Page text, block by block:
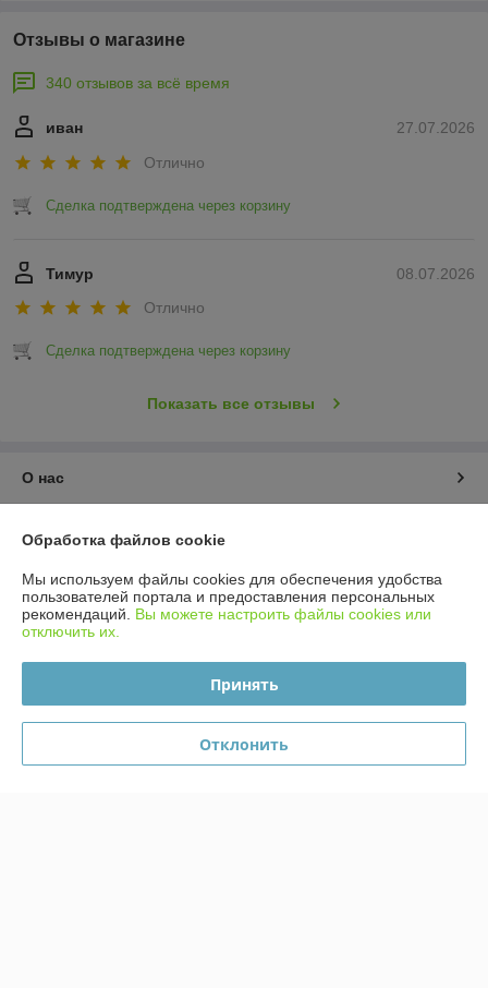
Отзывы о магазине
340 отзывов за всё время
27.07.2026
иван
Отлично
Сделка подтверждена через корзину
08.07.2026
Тимур
Отлично
Сделка подтверждена через корзину
Показать все отзывы
О нас
Доставка и оплата
График работы
Обработка файлов cookie
Мы используем файлы cookies для обеспечения удобства
пользователей портала и предоставления персональных
рекомендаций. Вы можете настроить файлы cookies или
отключить их.
Принять
Отклонить